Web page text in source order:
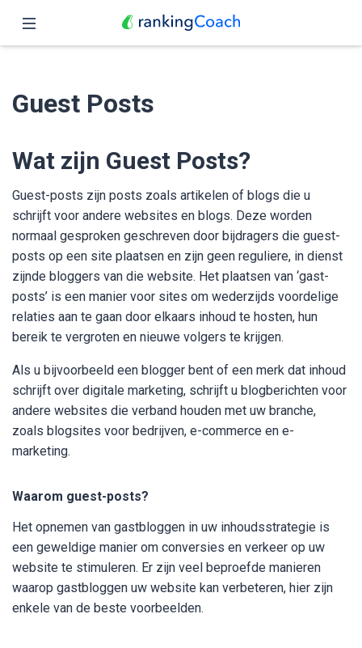
Functies
Prijzen
Partners
Blog
Nederlands
Guest Posts
Wat zijn Guest Posts?
Guest-posts zijn posts zoals artikelen of blogs die u
schrijft voor andere websites en blogs. Deze worden
normaal gesproken geschreven door bijdragers die guest-
posts op een site plaatsen en zijn geen reguliere, in dienst
zijnde bloggers van die website. Het plaatsen van ‘gast-
posts’ is een manier voor sites om wederzijds voordelige
relaties aan te gaan door elkaars inhoud te hosten, hun
bereik te vergroten en nieuwe volgers te krijgen.
Als u bijvoorbeeld een blogger bent of een merk dat inhoud
schrijft over digitale marketing, schrijft u blogberichten voor
andere websites die verband houden met uw branche,
zoals blogsites voor bedrijven, e-commerce en e-
marketing.
Waarom guest-posts?
Het opnemen van gastbloggen in uw inhoudsstrategie is
een geweldige manier om conversies en verkeer op uw
website te stimuleren. Er zijn veel beproefde manieren
waarop gastbloggen uw website kan verbeteren, hier zijn
enkele van de beste voorbeelden.